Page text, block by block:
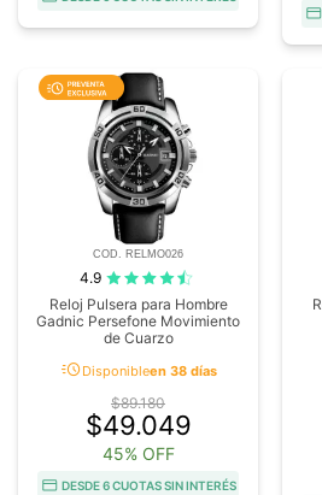
COD. RELMO026
4.9
Reloj Pulsera para Hombre
Gadnic Persefone Movimiento
de Cuarzo
acuteDisponibleen 38 días
$89.180
$49.049
45% OFF
DESDE 6 CUOTAS SIN INTERÉS